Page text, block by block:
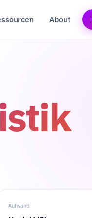
About
Aufwand